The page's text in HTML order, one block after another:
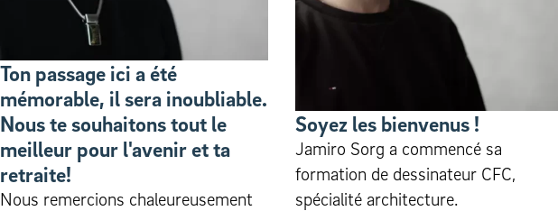
Ton passage ici a été
mémorable, il sera inoubliable.
Nous te souhaitons tout le
meilleur pour l'avenir et ta
retraite!
Nous remercions chaleureusement
Soyez les bienvenus !
Jamiro Sorg a commencé sa
formation de dessinateur CFC,
spécialité architecture.